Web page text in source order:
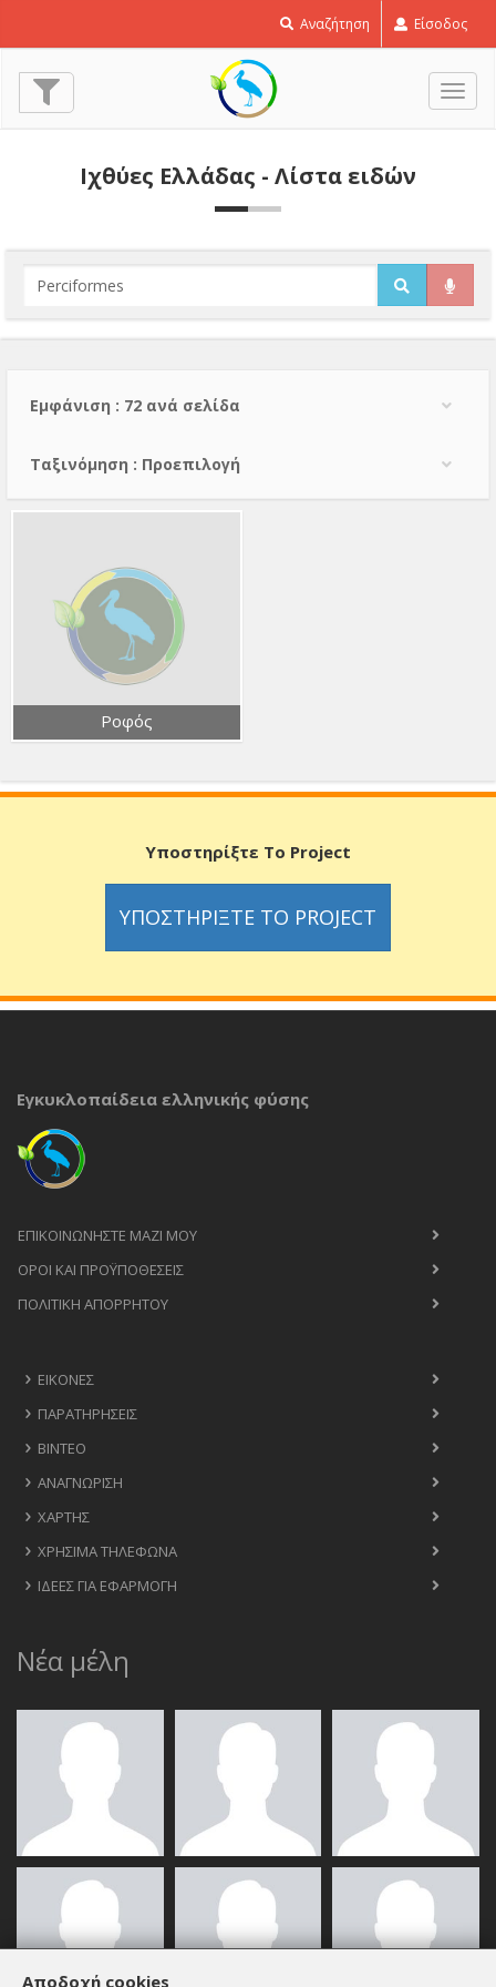
Αναζήτηση Είσοδος
Ιχθύες Ελλάδας - Λίστα ειδών
Εμφάνιση : 72 ανά σελίδα
Тαξινόμηση : Προεπιλογή
Ροφός
Υποστηρίξτε Το Project
ΥΠΟΣΤΗΡΊΞΤΕ ΤΟ PROJECT
Εγκυκλοπαίδεια ελληνικής φύσης
ΕΠΙΚΟΙΝΩΝΉΣΤΕ ΜΑΖΊ ΜΟΥ
ΟΡΟΙ ΚΑΙ ΠΡΟΫΠΟΘΈΣΕΙΣ
ΠΟΛΙΤΙΚΉ ΑΠΟΡΡΉΤΟΥ
ΕΙΚΌΝΕΣ
ΠΑΡΑΤΗΡΉΣΕΙΣ
ΒΊΝΤΕΟ
ΑΝΑΓΝΏΡΙΣΗ
ΧΆΡΤΗΣ
ΧΡΉΣΙΜΑ ΤΗΛΈΦΩΝΑ
ΙΔΈΕΣ ΓΙΑ ΕΦΑΡΜΟΓΉ
Νέα μέλη
Αποδοχή cookies